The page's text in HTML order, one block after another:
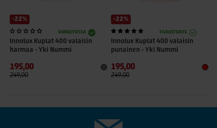
-22%
VARASTOSSA
Innolux Kuplat 400 valaisin
harmaa - Yki Nummi
195,00
249,00
-22%
TILAUSTUOTE
Innolux Kuplat 400 valaisin
punainen - Yki Nummi
195,00
249,00